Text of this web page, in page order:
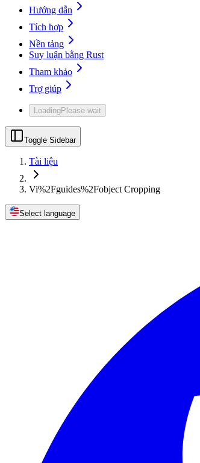
Hướng dẫn
Tích hợp
Nền tảng
Suy luận bằng Rust
Tham khảo
Trợ giúp
LoadingPlease wait
Toggle Sidebar
Tài liệu
Vi%2Fguides%2Fobject Cropping
Select language